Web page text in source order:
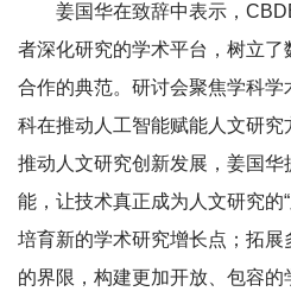
姜国华在致辞中表示，
者深化研究的学术平台，树立
合作的典范。研讨会聚焦学科
科在推动人工智能赋能人文研
推动人文研究创新发展，姜国
能，让技术真正成为人文研究的
培育新的学术研究增长点；拓
的界限，构建更加开放、包容的